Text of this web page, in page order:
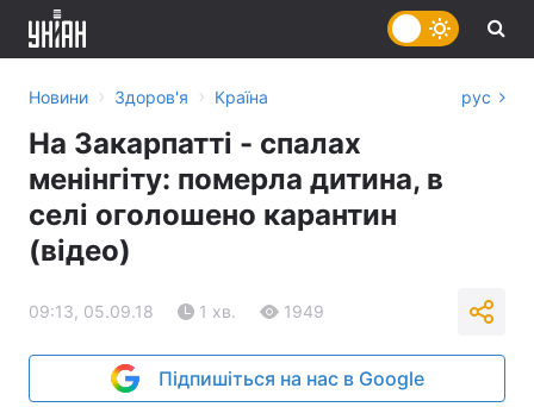
Новини › Здоров'я › Країна рус
На Закарпатті - спалах
менінгіту: померла дитина, в
селі оголошено карантин
(відео)
09:13, 05.09.18 1 хв. 1949
Підпишіться на нас в Google